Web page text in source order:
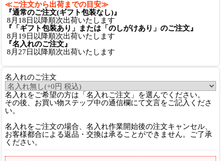
≪ご注文から出荷までの目安≫
『通常のご注文(ギフト包装なし)』
8月18日以降順次出荷いたします
『「ギフト包装あり」または「のしがけあり」のご注文』
8月19日以降順次出荷いたします
『名入れのご注文』
8月27日以降順次出荷いたします
名入れのご注文
名入れをご希望の方は「名入れご注文」を選んでください。
その後、お買い物ステップ中の通信欄にて文言をご記入くださ
い。
名入れをご注文の場合、名入れ作業開始後の注文キャンセル、
お客様都合による返品・交換は承ることができません。ご了承
ください。